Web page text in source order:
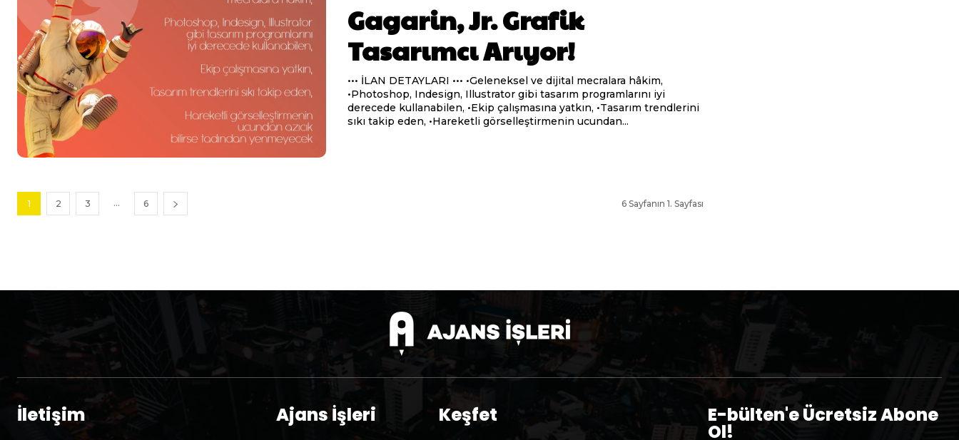
Gagarin, Jr. Grafik
Tasarımcı Arıyor!
••• İLAN DETAYLARI ••• •Geleneksel ve dijital mecralara hâkim,
•Photoshop, Indesign, Illustrator gibi tasarım programlarını iyi
derecede kullanabilen, •Ekip çalışmasına yatkın, •Tasarım trendlerini
sıkı takip eden, •Hareketli görselleştirmenin ucundan...
1 2 3 ... 6 6 Sayfanın 1. Sayfası
İletişim Ajans İşleri Keşfet E-bülten'e Ücretsiz Abone
Ol!